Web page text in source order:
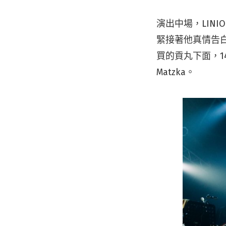
演出中場，
緊接著他真情告
買的貢丸下面，
Matzka。